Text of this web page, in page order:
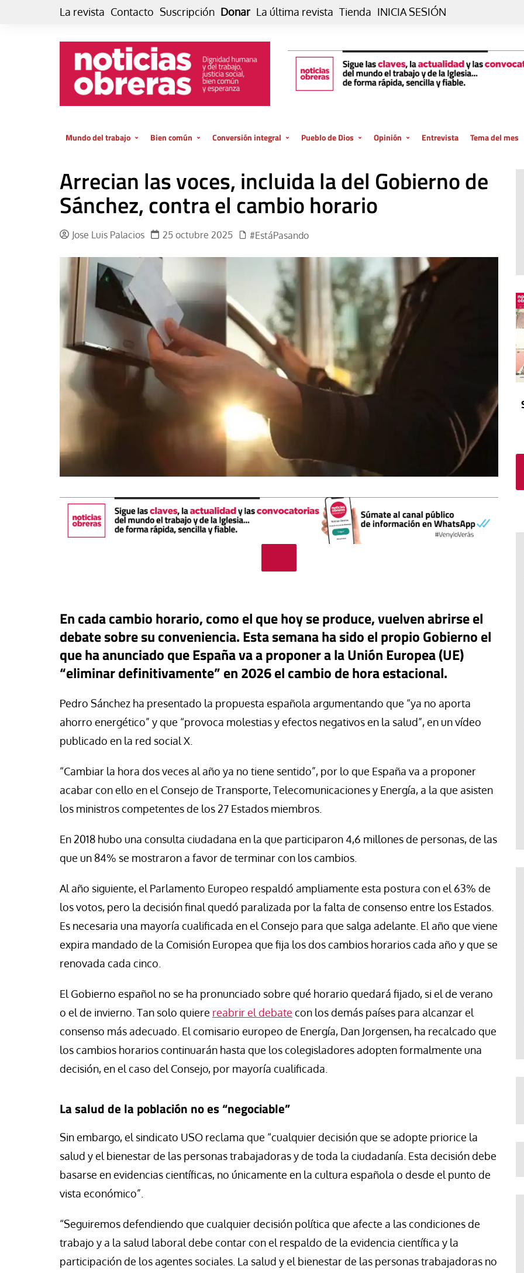
La revista Contacto Suscripción Donar La última revista Tienda INICIA SESIÓN
Mundo del trabajo
El trabajo es para la vida
GlobalizAcción
MMTC
Laboral
La mundialización
El amor en el mundo
Los empobrecidos por el
mundo
Radio — Mundo obrero hoy
Vidas precarias
Bien común
Economía
Conversión integral
de vida… es posible
El cuidado de la creación
Experiencia
Cultura
Libro
Dos minutos
Aplicaciones
Poesía
Pueblo de Dios
La oración de cada día
Vaticano
In memoriam
Opinión
Blog De paso…
Blog Eutopía
Viñeta
Tribuna
Blog Sembrando sueños,
recogiendo humanidad
Blog Mensajes guardados
La columna
Entrevista Tema del mes
Arrecian las voces, incluida la del Gobierno de
Sánchez, contra el cambio horario
Jose Luis Palacios 25 octubre 2025 #EstáPasando
En cada cambio horario, como el que hoy se produce, vuelven abrirse el
debate sobre su conveniencia. Esta semana ha sido el propio Gobierno el
que ha anunciado que España va a proponer a la Unión Europea (UE)
“eliminar definitivamente” en 2026 el cambio de hora estacional.
Pedro Sánchez ha presentado la propuesta española argumentando que “ya no aporta
ahorro energético” y que “provoca molestias y efectos negativos en la salud”, en un vídeo
publicado en la red social X.
“Cambiar la hora dos veces al año ya no tiene sentido”, por lo que España va a proponer
acabar con ello en el Consejo de Transporte, Telecomunicaciones y Energía, a la que asisten
los ministros competentes de los 27 Estados miembros.
En 2018 hubo una consulta ciudadana en la que participaron 4,6 millones de personas, de las
que un 84% se mostraron a favor de terminar con los cambios.
Al año siguiente, el Parlamento Europeo respaldó ampliamente esta postura con el 63% de
los votos, pero la decisión final quedó paralizada por la falta de consenso entre los Estados.
Es necesaria una mayoría cualificada en el Consejo para que salga adelante. El año que viene
expira mandado de la Comisión Europea que fija los dos cambios horarios cada año y que se
renovada cada cinco.
El Gobierno español no se ha pronunciado sobre qué horario quedará fijado, si el de verano
o el de invierno. Tan solo quiere reabrir el debate con los demás países para alcanzar el
consenso más adecuado. El comisario europeo de Energía, Dan Jorgensen, ha recalcado que
los cambios horarios continuarán hasta que los colegisladores adopten formalmente una
decisión, en el caso del Consejo, por mayoría cualificada.
La salud de la población no es “negociable”
Sin embargo, el sindicato USO reclama que “cualquier decisión que se adopte priorice la
salud y el bienestar de las personas trabajadoras y de toda la ciudadanía. Esta decisión debe
basarse en evidencias científicas, no únicamente en la cultura española o desde el punto de
vista económico”.
“Seguiremos defendiendo que cualquier decisión política que afecte a las condiciones de
trabajo y a la salud laboral debe contar con el respaldo de la evidencia científica y la
participación de los agentes sociales. La salud y el bienestar de las personas trabajadoras no
de Migraciones pide una
urgente para más de
menores que permanecen
Luis Palacios
#EstáPasando
León XIV visitará Uruguay,
Argentina y Perú a principios de
noviembre
Jose Luis Palacios
#EstáPasando
resiste el desalojo de Spin Time
Abraham Canales